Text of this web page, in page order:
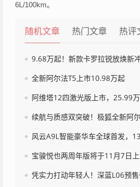
6L/100km。
随机文章 热门文章 热评
9.68万起！新款卡罗拉锐放焕新
全新阿尔法T5上市10.98万起
阿维塔12四激光版上市，25.99万元起
续航与质感双突破！极狐全新阿尔法T5
风云A9L智能豪华车全球首发，13.99
宝骏悦也两周年版将于11月7日
凭实力打动年轻人！深蓝L06预